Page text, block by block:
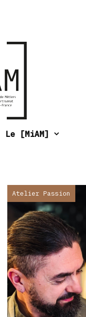
Le [MiAM]
Atelier Passion